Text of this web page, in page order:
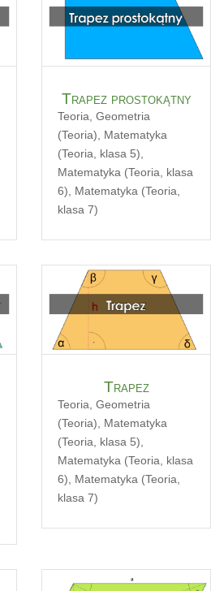
Trapez prostokątny
Teoria, Geometria
(Teoria), Matematyka
(Teoria, klasa 5),
Matematyka (Teoria, klasa
6), Matematyka (Teoria,
klasa 7)
Trapez
Teoria Geometria
(Teoria)
Matematyka
(Teoria, klasa 5)
Matematyka (Teoria, klasa
6)
Matematyka (Teoria,
klasa 7)